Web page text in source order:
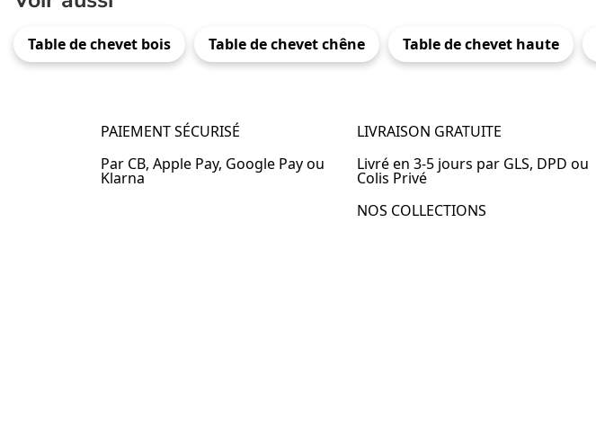
Table de chevet bois Table de chevet chêne Table de chevet haute
PAIEMENT SÉCURISÉ
Par CB, Apple Pay, Google Pay ou
Klarna
LIVRAISON GRATUITE
Livré en 3-5 jours par GLS, DPD ou
Colis Privé
NOS COLLECTIONS